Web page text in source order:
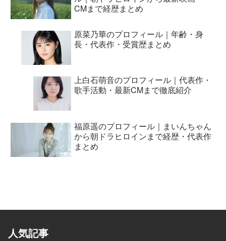
CMまで経歴まとめ
原菜乃華のプロフィール｜年齢・身
長・代表作・受賞歴まとめ
上白石萌音のプロフィール｜代表作・
歌手活動・最新CMまで徹底紹介
福原遥のプロフィール｜まいんちゃん
から朝ドラヒロインまで経歴・代表作
まとめ
人気記事